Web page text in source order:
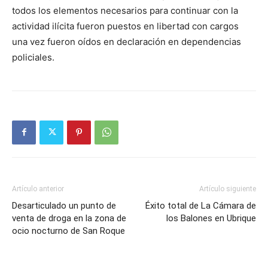
todos los elementos necesarios para continuar con la
actividad ilícita fueron puestos en libertad con cargos
una vez fueron oídos en declaración en dependencias
policiales.
Artículo anterior
Desarticulado un punto de
venta de droga en la zona de
ocio nocturno de San Roque
Artículo siguiente
Éxito total de La Cámara de
los Balones en Ubrique